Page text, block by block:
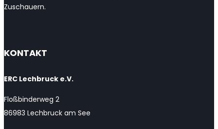
Zuschauern.
KONTAKT
ERC Lechbruck e.V.
Floßbinderweg 2
86983 Lechbruck am See